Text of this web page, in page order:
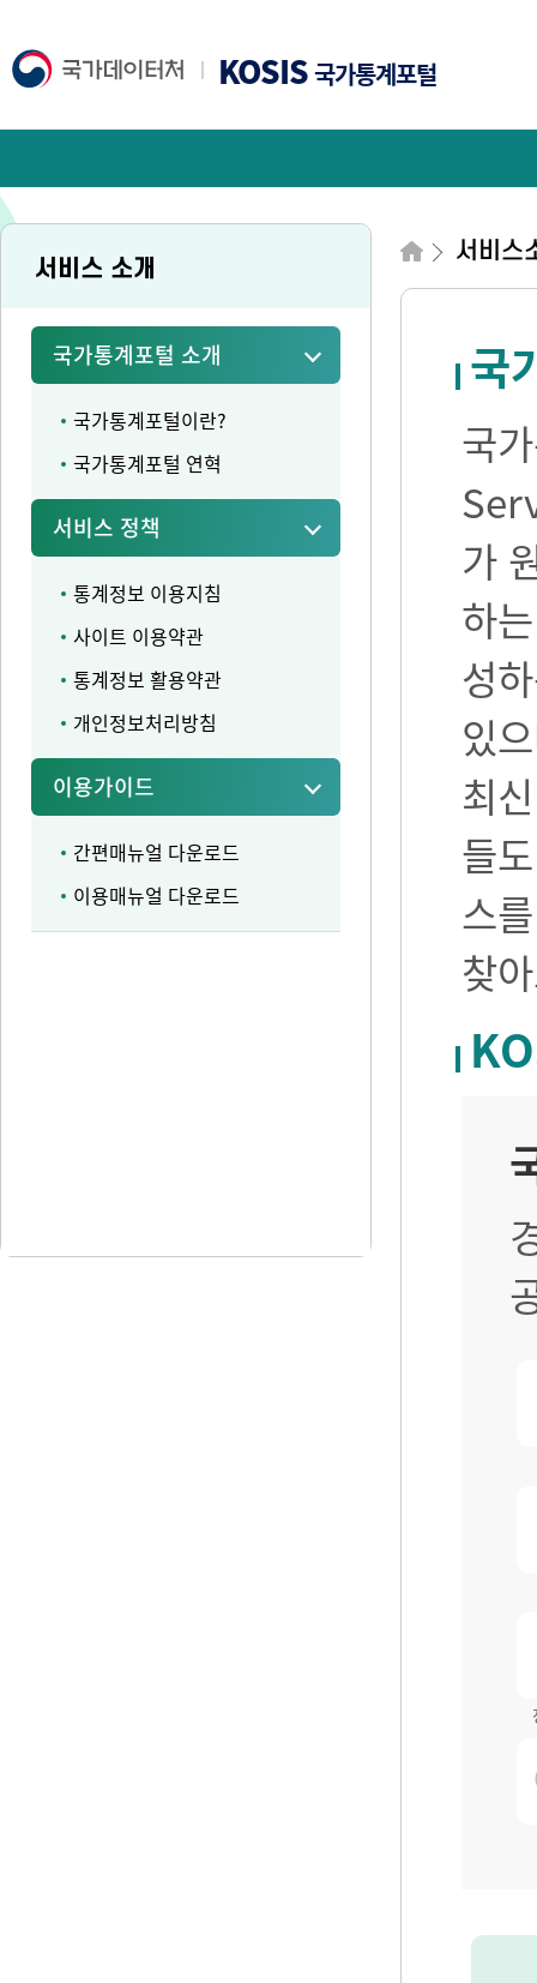
KOSIS국가통계포털
서비스 소개
국가통계포털 소개
국가통계포털이란?
국가통계포털 연혁
서비스 정책
통계정보 이용지침
사이트 이용약관
통계정보 활용약관
개인정보처리방침
이용가이드
간편매뉴얼 다운로드
이용매뉴얼 다운로드
서비스
국
국
가
하
성
있
최
들
스
찾